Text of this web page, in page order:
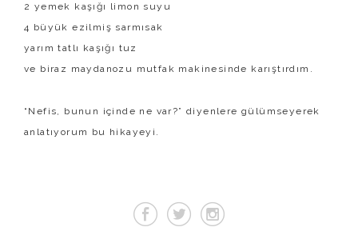
2 yemek kaşığı limon suyu
4 büyük ezilmiş sarmısak
yarım tatlı kaşığı tuz
ve biraz maydanozu mutfak makinesinde karıştırdım.
“Nefis, bunun içinde ne var?” diyenlere gülümseyerek
anlatıyorum bu hikayeyi.